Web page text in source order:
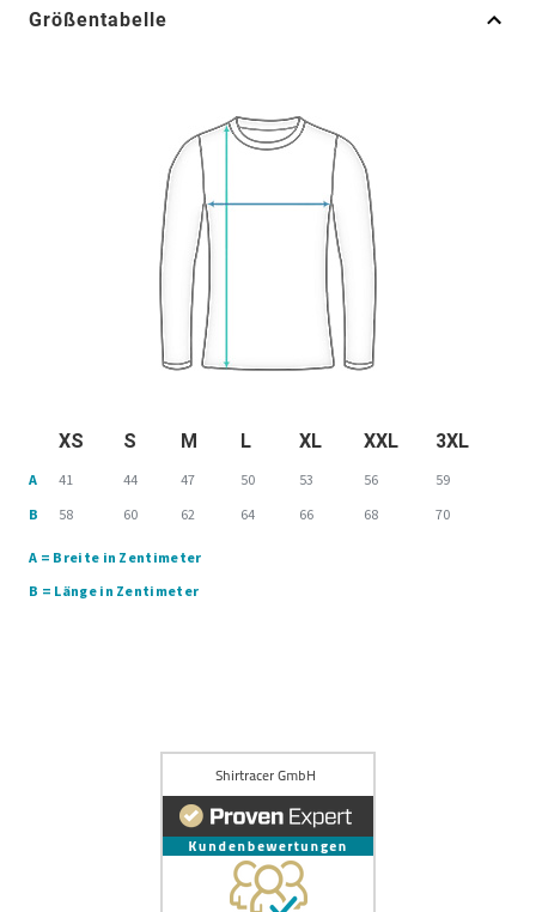
Größentabelle
XS S M L XL XXL 3XL
A 41 44 47 50 53 56
59
B
58 60 62 64 66 68 70
A = Breite in Zentimeter
B = Länge in Zentimeter